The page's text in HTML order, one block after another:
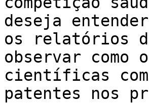
deseja
os relatórios
observar como
científicas
patentes nos